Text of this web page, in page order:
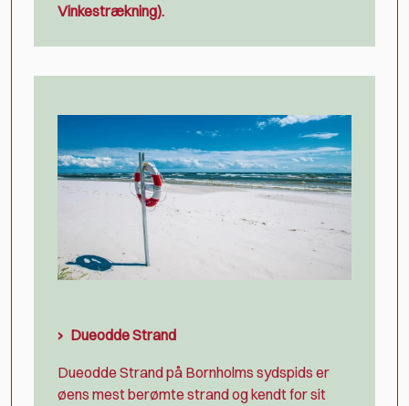
Vinkestrækning).
Dueodde Strand
Dueodde Strand på Bornholms sydspids er
øens mest berømte strand og kendt for sit